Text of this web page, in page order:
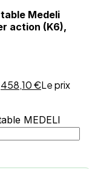
Medeli
action (K6),
458,10€Le prix
MEDELI